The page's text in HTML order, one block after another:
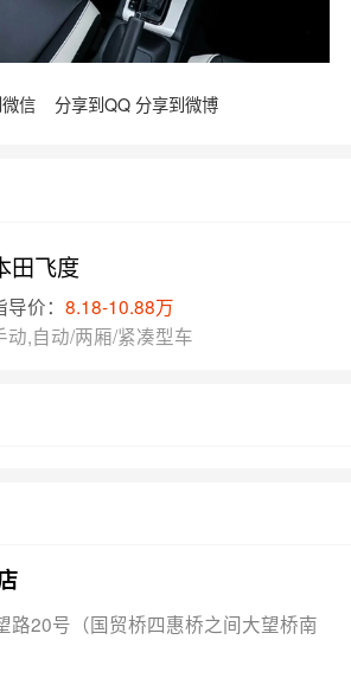
信 分享到QQ 分享到微博
田飞度
导价：8.18-10.88万
动,自动/两厢/紧凑型车
路20号（国贸桥四惠桥之间大望桥南